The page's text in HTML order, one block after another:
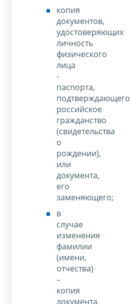
копия
документов,
удостоверяющих
личность
физического
лица
-
паспорта,
подтверждающего
российское
гражданство
(свидетельства
о
рождении),
или
документа,
его
заменяющего;
в
случае
изменения
фамилии
(имени,
отчества)
–
копия
документа,